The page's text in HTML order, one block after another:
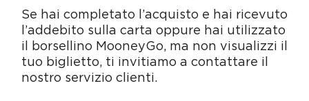
Treni e bus
Taxi
Mobility sharing
Parcheggi convenzionati
Area C di Milano
Attrazioni
FAQ
Se hai completato l’acquisto e hai ricevuto
l’addebito sulla carta oppure hai utilizzato
il borsellino MooneyGo, ma non visualizzi il
tuo biglietto, ti invitiamo a contattare il
nostro servizio clienti.